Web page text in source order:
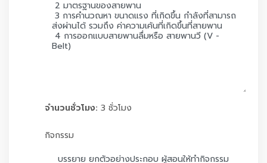
จำนวนชั่วโมง: 3 ชั่วโมง
กิจกรรม